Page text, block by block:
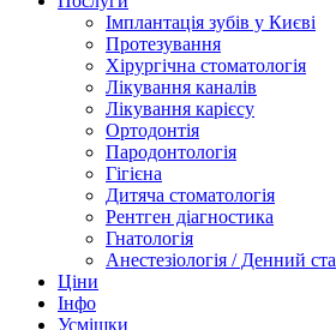
Імплантація зубів у Києві
Протезування
Хірургічна стоматологія
Лікування каналів
Лікування карієсу
Ортодонтія
Пародонтологія
Гігієна
Дитяча стоматологія
Рентген діагностика
Гнатологія
Анестезіологія / Денний
Ціни
Інфо
Усмішки